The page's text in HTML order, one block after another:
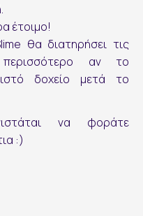
έτοιμο!
θα διατηρήσει τις
αν το
δοχείο μετά το
να φοράτε
:)